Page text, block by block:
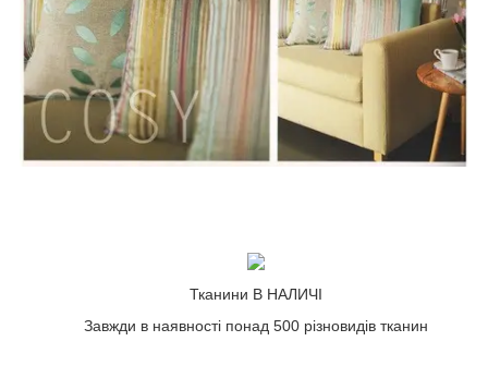
Тканини В НАЛИЧІ
Завжди в наявності понад 500 різновидів тканин